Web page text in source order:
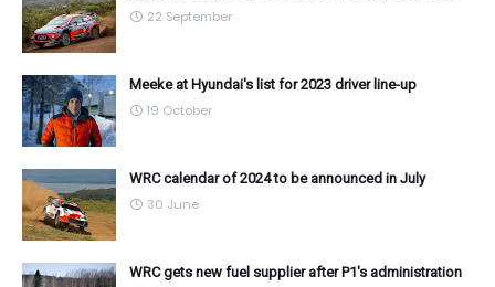
22 September
Meeke at Hyundai's list for 2023 driver line-up
19 October
WRC calendar of 2024 to be announced in July
30 June
WRC gets new fuel supplier after P1's administration